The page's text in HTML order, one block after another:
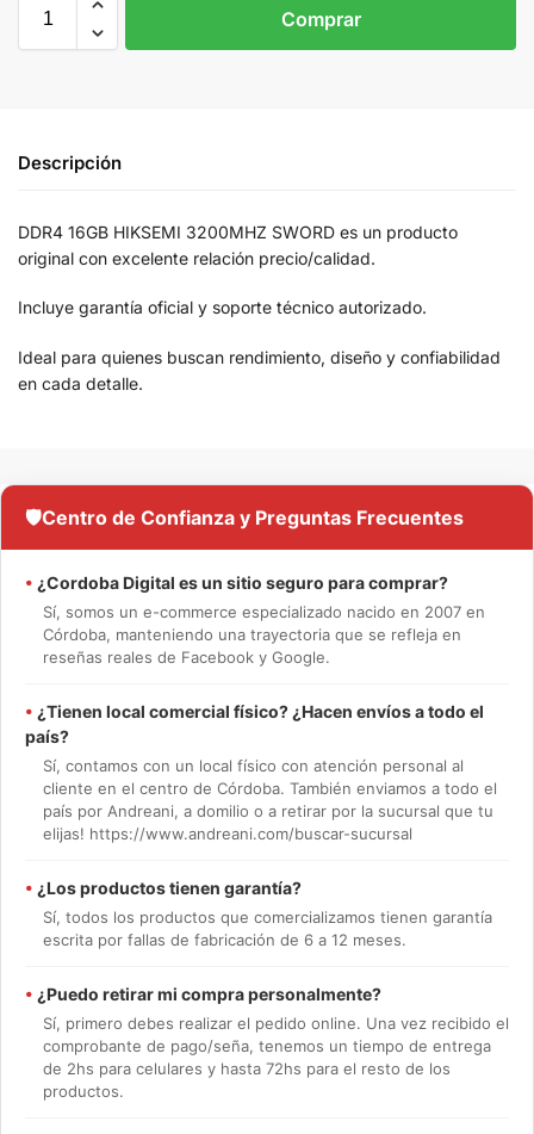
Comprar
Descripción
DDR4 16GB HIKSEMI 3200MHZ SWORD es un producto
original con excelente relación precio/calidad.
Incluye garantía oficial y soporte técnico autorizado.
Ideal para quienes buscan rendimiento, diseño y confiabilidad
en cada detalle.
🛡️Centro de Confianza y Preguntas Frecuentes
• ¿Cordoba Digital es un sitio seguro para comprar?
Sí, somos un e-commerce especializado nacido en 2007 en
Córdoba, manteniendo una trayectoria que se refleja en
reseñas reales de Facebook y Google.
• ¿Tienen local comercial físico? ¿Hacen envíos a todo el
país?
Sí, contamos con un local físico con atención personal al
cliente en el centro de Córdoba. También enviamos a todo el
país por Andreani, a domilio o a retirar por la sucursal que tu
elijas! https://www.andreani.com/buscar-sucursal
• ¿Los productos tienen garantía?
Sí, todos los productos que comercializamos tienen garantía
escrita por fallas de fabricación de 6 a 12 meses.
• ¿Puedo retirar mi compra personalmente?
Sí, primero debes realizar el pedido online. Una vez recibido el
comprobante de pago/seña, tenemos un tiempo de entrega
de 2hs para celulares y hasta 72hs para el resto de los
productos.